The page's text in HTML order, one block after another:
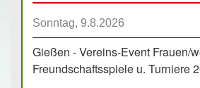
Sonntag, 9.8.2026
Gießen - Vereins-Event Frauen/
Freundschaftsspiele u. Turniere